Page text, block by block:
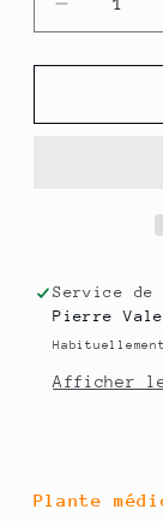
Réduire
la
quantité
Bourse
fraîche
bursa
ml
Service
Pierre
Afficher
Plante